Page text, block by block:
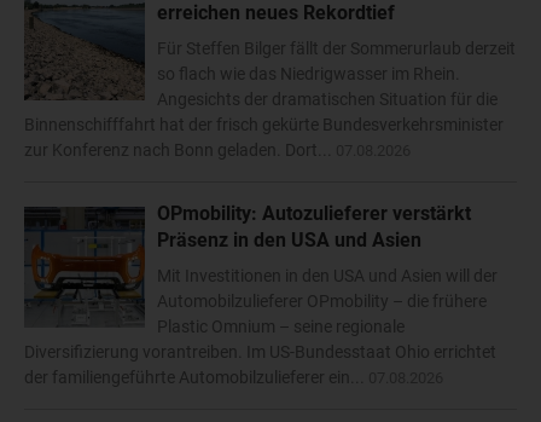
erreichen neues Rekordtief
Für Steffen Bilger fällt der Sommerurlaub derzeit
so flach wie das Niedrigwasser im Rhein.
Angesichts der dramatischen Situation für die
Binnenschifffahrt hat der frisch gekürte Bundesverkehrsminister
zur Konferenz nach Bonn geladen. Dort...
OPmobility: Autozulieferer verstärkt
Präsenz in den USA und Asien
Mit Investitionen in den USA und Asien will der
Automobilzulieferer OPmobility – die frühere
Plastic Omnium – seine regionale
Diversifizierung vorantreiben. Im US-Bundesstaat Ohio errichtet
der familiengeführte Automobilzulieferer ein...